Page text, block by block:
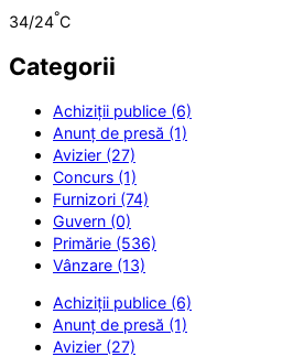
34/24°C
Categorii
Achiziții publice (6)
Anunț de presă (1)
Avizier (27)
Concurs (1)
Furnizori (74)
Guvern (0)
Primărie (536)
Vânzare (13)
Achiziții publice (6)
Anunț de presă (1)
Avizier (27)